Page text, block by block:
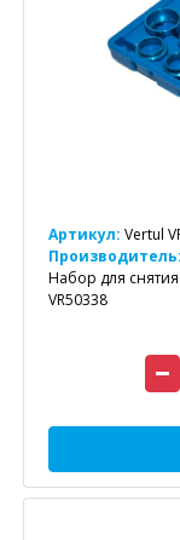
Артикул: Vertul
Производитель:
Набор для
VR50338